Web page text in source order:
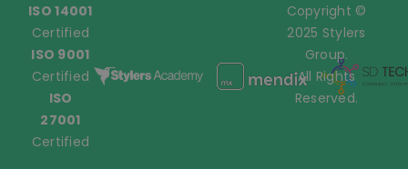
ISO 14001
Certified
ISO 9001
Certified
ISO
27001
Certified
Copyright ©
2025 Stylers
Group.
All Rights
Reserved.